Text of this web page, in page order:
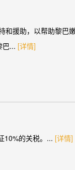
和援助，以帮助黎巴
巴... [详情]
10%的关税。... [详情]